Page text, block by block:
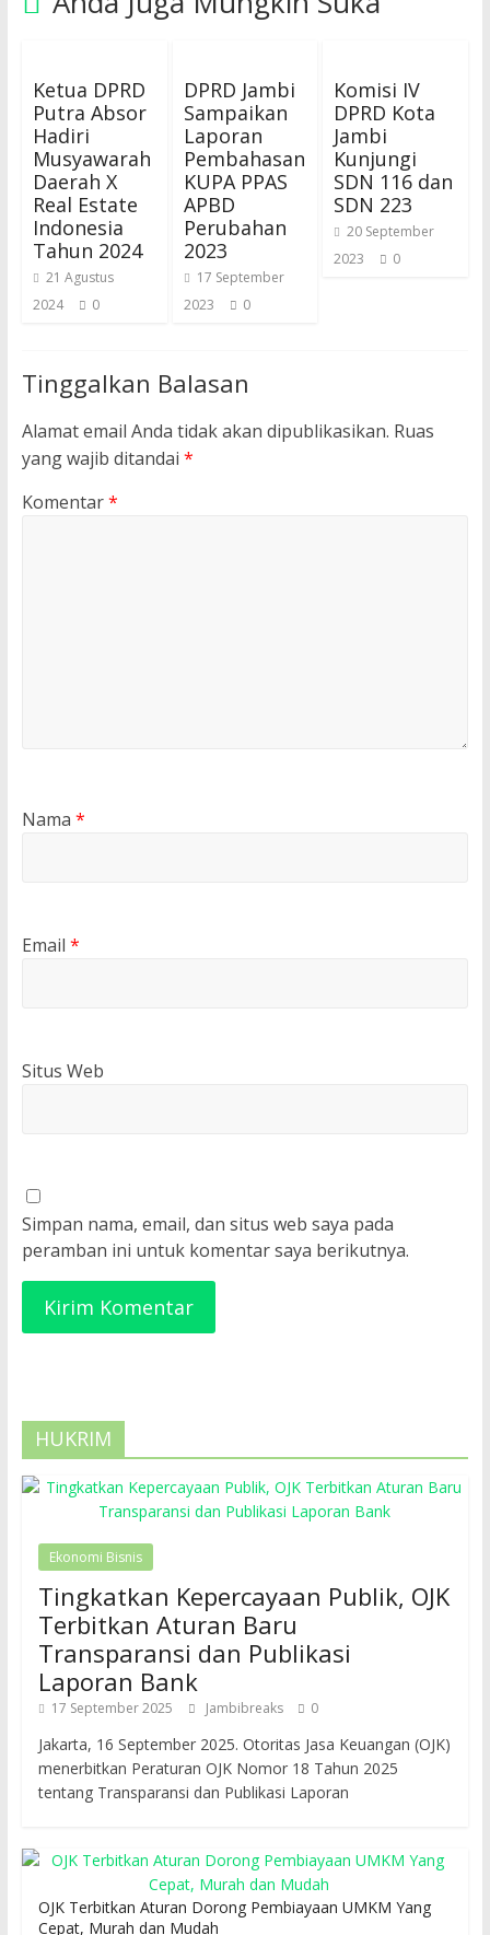
Ketua DPRD
Putra Absor
Hadiri
Musyawarah
Daerah X
Real Estate
Indonesia
Tahun 2024
21 Agustus
2024
0
DPRD Jambi
Sampaikan
Laporan
Pembahasan
KUPA PPAS
APBD
Perubahan
2023
17 September
2023
0
Komisi IV
DPRD Kota
Jambi
Kunjungi
SDN 116 dan
SDN 223
20 September
2023
0
Tinggalkan Balasan
Alamat email Anda tidak akan dipublikasikan. Ruas
yang wajib ditandai *
Komentar*
Nama *
Email *
Situs Web
Simpan nama, email, dan situs web saya pada
peramban ini untuk komentar saya berikutnya.
HUKRIM
Ekonomi Bisnis
Tingkatkan Kepercayaan Publik, OJK
Terbitkan Aturan Baru
Transparansi dan Publikasi
Laporan Bank
17 September 2025 Jambibreaks 0
Jakarta, 16 September 2025. Otoritas Jasa Keuangan (OJK)
menerbitkan Peraturan OJK Nomor 18 Tahun 2025
tentang Transparansi dan Publikasi Laporan
OJK Terbitkan Aturan Dorong Pembiayaan UMKM Yang
Cepat, Murah dan Mudah